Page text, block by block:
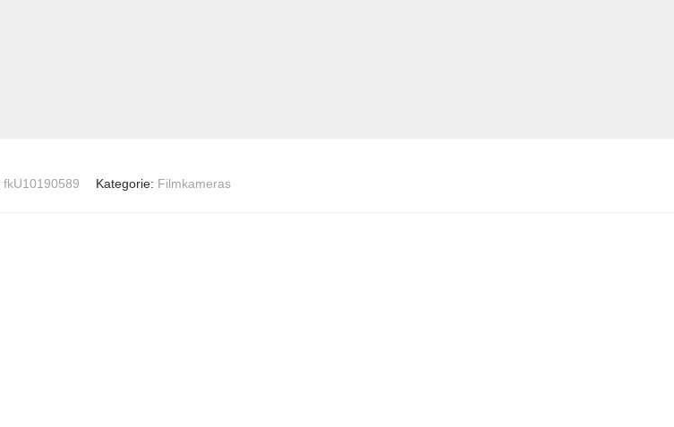
fkU10190589 Kategorie: Filmkameras